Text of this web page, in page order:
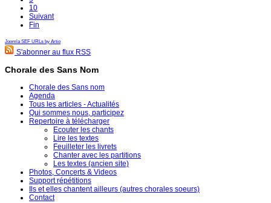
10
Suivant
Fin
Joomla SEF URLs by Artio
S'abonner au flux RSS
Chorale des Sans Nom
Chorale des Sans nom
Agenda
Tous les articles - Actualités
Qui sommes nous, participez
Repertoire à télécharger
Ecouter les chants
Lire les textes
Feuilleter les livrets
Chanter avec les partitions
Les textes (ancien site)
Photos, Concerts & Videos
Support répétitions
Ils et elles chantent ailleurs (autres chorales soeurs)
Contact